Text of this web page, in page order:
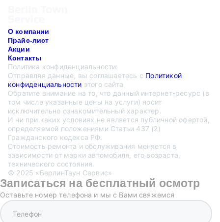
О компании
Прайс-лист
Акции
Контакты
Политика конфиденциальности:
Отправляя данные, вы соглашаетесь с Политикой
конфиденциальности этого сайта
Обратите внимание на то, что данный интернет-ресурс (в
том числе указанные цены на услуги) носит
исключительно ознакомительный характер.
И ни при каких условиях не является публичной офертой,
определяемой положениями Статьи 437 (2)
Гражданского кодекса РФ.
Стоимость ремонта и обслуживания меняется в
зависимости от марки автомобиля, его возраста,
технического состояния.
© 2025 «БерлинТаун Сервис»
Записаться на бесплатный осмотр
Оставьте номер телефона и мы с Вами свяжемся